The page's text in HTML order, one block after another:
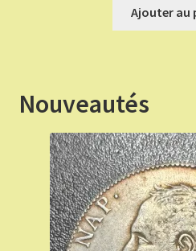
Ajouter au
Nouveautés